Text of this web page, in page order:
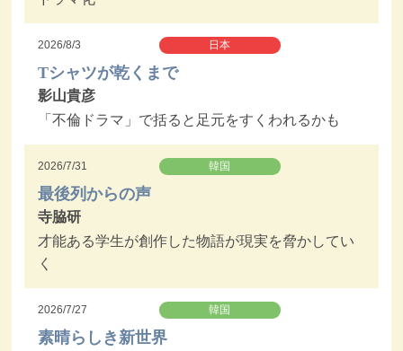
2026/8/3 日本
Tシャツが乾くまで
影山貴彦
「不倫ドラマ」で括ると足元をすくわれるかも
2026/7/31 韓国
最後列からの声
寺脇研
才能ある学生が創作した物語が現実を脅かしてい
く
2026/7/27 韓国
素晴らしき新世界